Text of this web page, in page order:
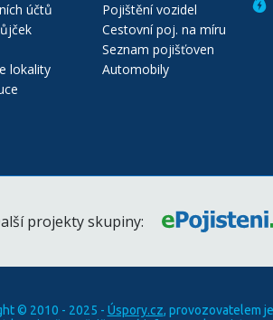
účtů
lokality
Pojištění vozidel
Cestovní poj. na míru
Seznam pojišťoven
Automobily
projekty skupiny:
© 2010 - 2025 - Úspory.cz, provozovatelem